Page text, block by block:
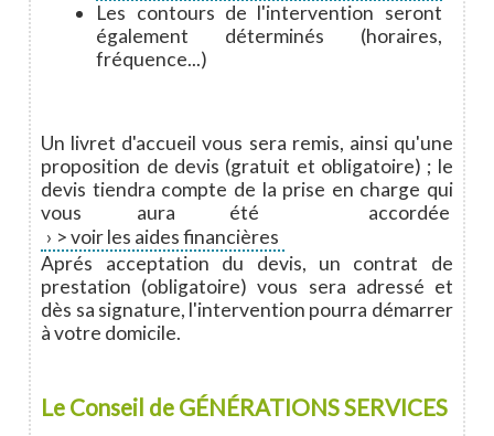
Les contours de l'intervention seront
également déterminés (horaires,
fréquence...)
Un livret d'accueil vous sera remis, ainsi qu'une
proposition de devis (gratuit et obligatoire) ; le
devis tiendra compte de la prise en charge qui
vous aura été accordée
> voir les aides financières
Aprés acceptation du devis, un contrat de
prestation (obligatoire) vous sera adressé et
dès sa signature, l'intervention pourra démarrer
à votre domicile.
Le Conseil de GÉNÉRATIONS SERVICES